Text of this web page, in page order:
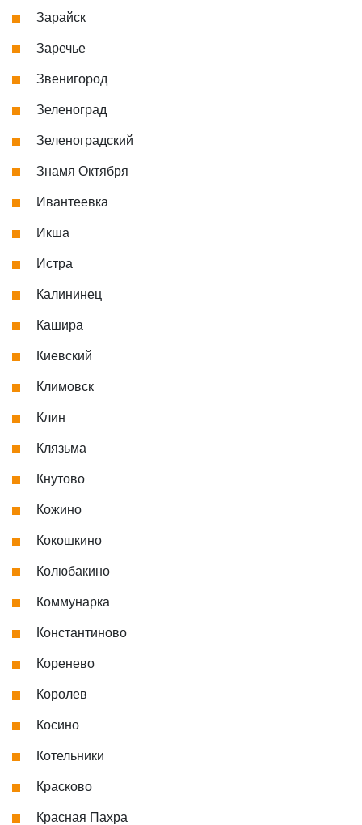
Зарайск
Заречье
Звенигород
Зеленоград
Зеленоградский
Знамя Октября
Ивантеевка
Икша
Истра
Калининец
Кашира
Киевский
Климовск
Клин
Клязьма
Кнутово
Кожино
Кокошкино
Колюбакино
Коммунарка
Константиново
Коренево
Королев
Косино
Котельники
Красково
Красная Пахра